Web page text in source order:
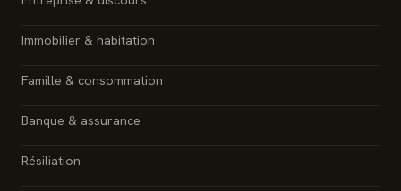
Immobilier & habitation
Famille & consommation
Banque & assurance
Résiliation